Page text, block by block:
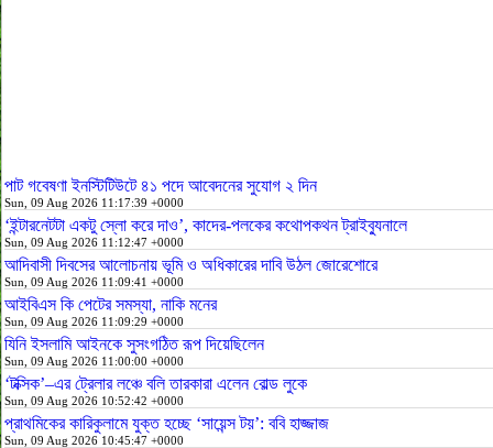
পাট গবেষণা ইনস্টিটিউটে ৪১ পদে আবেদনের সুযোগ ২ দিন
Sun, 09 Aug 2026 11:17:39 +0000
‘ইন্টারনেটটা একটু স্লো করে দাও’, কাদের-পলকের কথোপকথন ট্রাইব্যুনালে
Sun, 09 Aug 2026 11:12:47 +0000
আদিবাসী দিবসের আলোচনায় ভূমি ও অধিকারের দাবি উঠল জোরেশোরে
Sun, 09 Aug 2026 11:09:41 +0000
আইবিএস কি পেটের সমস্যা, নাকি মনের
Sun, 09 Aug 2026 11:09:29 +0000
যিনি ইসলামি আইনকে সুসংগঠিত রূপ দিয়েছিলেন
Sun, 09 Aug 2026 11:00:00 +0000
‘টক্সিক’–এর ট্রেলার লঞ্চে বলি তারকারা এলেন বোল্ড লুকে
Sun, 09 Aug 2026 10:52:42 +0000
প্রাথমিকের কারিকুলামে যুক্ত হচ্ছে ‘সায়েন্স টয়’: ববি হাজ্জাজ
Sun, 09 Aug 2026 10:45:47 +0000